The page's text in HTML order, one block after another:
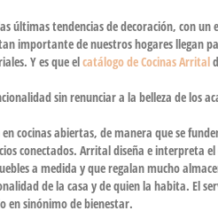
últimas tendencias de decoración, con un
importante de nuestros hogares llegan
Y es que elcatálogo de Cocinas Arrital
sin renunciar a la belleza de los
cocinas abiertas, de manera que se
conectados. Arrital diseña e interpreta el
a medida y que regalan mucho
de la casa y de quien la habita. El
en sinónimo de bienestar.